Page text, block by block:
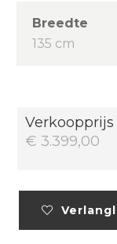
Breedte
135 cm
Verkoopprijs
€ 3.399,00